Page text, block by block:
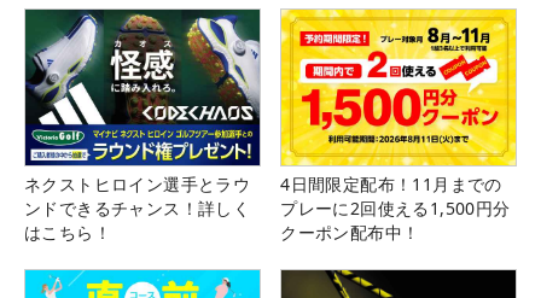
ネクストヒロイン選手とラウ
ンドできるチャンス！詳しく
はこちら！
4日間限定配布！11月までの
プレーに2回使える1,500円分
クーポン配布中！